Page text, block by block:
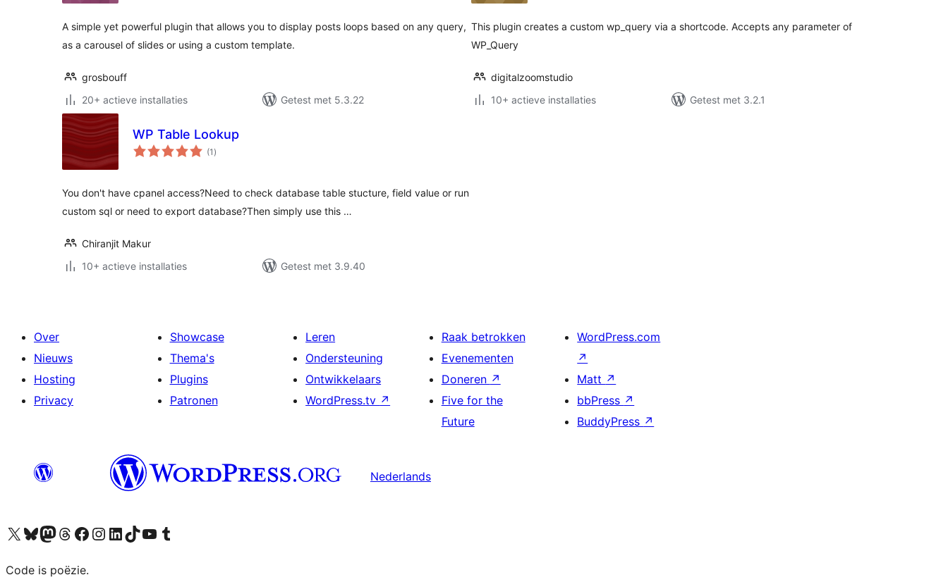
A simple yet powerful plugin that allows you to display posts loops based on any query,
as a carousel of slides or using a custom template.
grosbouff
20+ actieve installaties
Getest met 5.3.22
This plugin creates a custom wp_query via a shortcode. Accepts any parameter of
WP_Query
digitalzoomstudio
10+ actieve installaties
Getest met 3.2.1
WP Table Lookup
(1 totaal
waarderingen
)
You don't have cpanel access?Need to check database table stucture, field value or run
custom sql or need to export database?Then simply use this …
Chiranjit Makur
10+ actieve installaties
Getest met 3.9.40
Over
Nieuws
Hosting
Privacy
Showcase
Thema's
Plugins
Patronen
Leren
Ondersteuning
Ontwikkelaars
WordPress.tv ↗
Raak betrokken
Evenementen
Doneren ↗
Five for the
Future
WordPress.com
↗
Matt ↗
bbPress ↗
BuddyPress ↗
Nederlands
Bezoek ons X (voorheen Twitter) account
Bezoek ons Bluesky account
Bezoek ons Mastodon account
Bezoek ons Threads account
Onze Facebook pagina bezoeken
Bezoek ons Instagram account
Bezoek ons LinkedIn account
Bezoek ons TikTok account
Bezoek ons YouTube kanaalBezoek ons Tumblr account
Code is poëzie.